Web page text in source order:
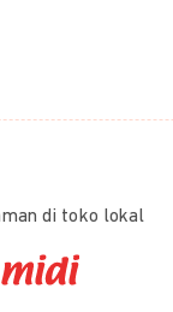
di toko lokal